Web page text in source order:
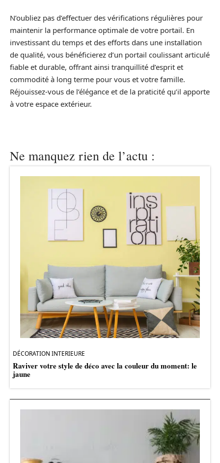
N’oubliez pas d’effectuer des vérifications régulières pour
maintenir la performance optimale de votre portail. En
investissant du temps et des efforts dans une installation
de qualité, vous bénéficierez d’un portail coulissant articulé
fiable et durable, offrant ainsi tranquillité d’esprit et
commodité à long terme pour vous et votre famille.
Réjouissez-vous de l’élégance et de la praticité qu’il apporte
à votre espace extérieur.
Ne manquez rien de l’actu :
DÉCORATION INTERIEURE
Raviver votre style de déco avec la couleur du moment: le
jaune